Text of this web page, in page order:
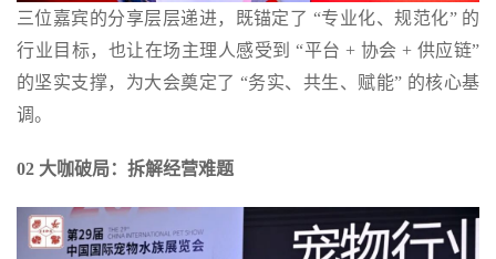
三位嘉宾的分享层层递进，既锚定了 “专业化、规范化” 的
行业目标，也让在场主理人感受到 “平台 + 协会 + 供应链”
的坚实支撑，为大会奠定了 “务实、共生、赋能” 的核心基
调。
02 大咖破局：拆解经营难题